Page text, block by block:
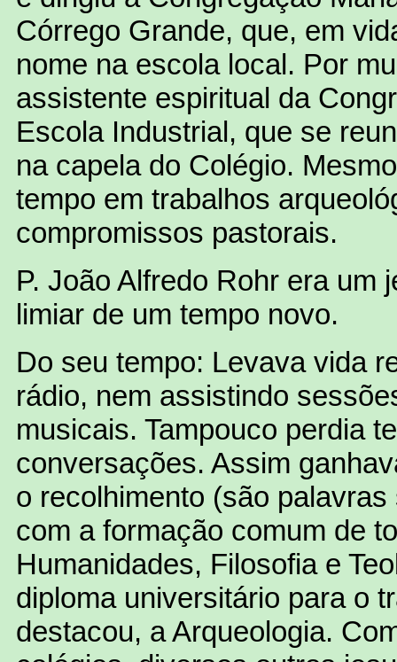
Córrego Grande, que, em
nome na escola local. Por
assistente espiritual da
Escola Industrial, que se
na capela do Colégio.
tempo em trabalhos
compromissos pastorais.
P. João Alfredo Rohr era um
limiar de um tempo novo.
Do seu tempo: Levava vida
rádio, nem assistindo
musicais. Tampouco perdia
conversações. Assim
o recolhimento (são
com a formação comum de
Humanidades, Filosofia e
diploma universitário para o
destacou, a Arqueologia.